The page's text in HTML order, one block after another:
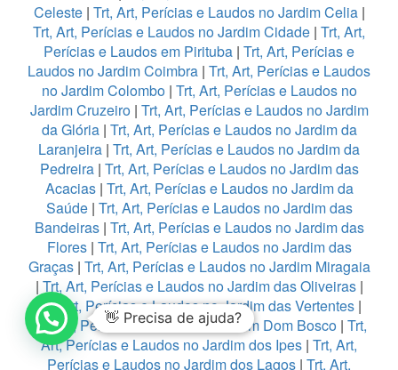
Celeste| Trt, Art, Perícias e Laudos no Jardim Celia|
Trt, Art, Perícias e Laudos no Jardim Cidade | Trt, Art,
Perícias e Laudos em Pirituba | Trt, Art, Perícias e
Laudos no Jardim Coimbra | Trt, Art, Perícias e Laudos
no Jardim Colombo| Trt, Art, Perícias e Laudos no
Jardim Cruzeiro| Trt, Art, Perícias e Laudos no Jardim
da Glória| Trt, Art, Perícias e Laudos no Jardim da
Laranjeira | Trt, Art, Perícias e Laudos no Jardim da
Pedreira| Trt, Art, Perícias e Laudos no Jardim das
Acacias| Trt, Art, Perícias e Laudos no Jardim da
Saúde| Trt, Art, Perícias e Laudos no Jardim das
Bandeiras| Trt, Art, Perícias e Laudos no Jardim das
Flores| Trt, Art, Perícias e Laudos no Jardim das
Graças| Trt, Art, Perícias e Laudos no Jardim Miragaia
| Trt, Art, Perícias e Laudos no Jardim das Oliveiras|
Trt, Art, Perícias e Laudos no Jardim das Vertentes|
Trt, Art, Perícias e Laudos no Jardim Dom Bosco| Trt,
Art, Perícias e Laudos no Jardim dos Ipes | Trt, Art,
Perícias e Laudos no Jardim dos Lagos | Trt, Art,